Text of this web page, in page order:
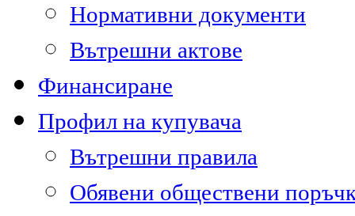
Нормативни документи
Вътрешни актове
Финансиране
Профил на купувача
Вътрешни правила
Обявени обществени